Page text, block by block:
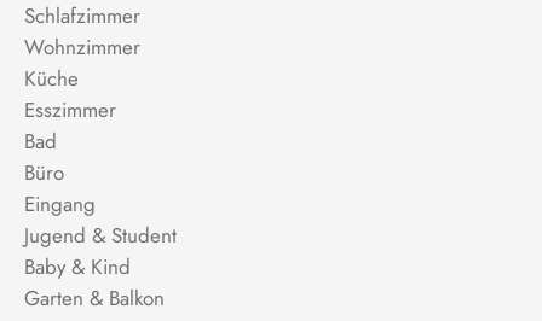
Schlafzimmer
Wohnzimmer
Küche
Esszimmer
Bad
Büro
Eingang
Jugend & Student
Baby & Kind
Garten & Balkon